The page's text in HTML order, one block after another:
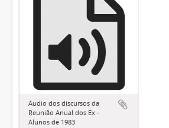
Áudio dos discursos da
Reunião Anual dos Ex -
Alunos de 1983